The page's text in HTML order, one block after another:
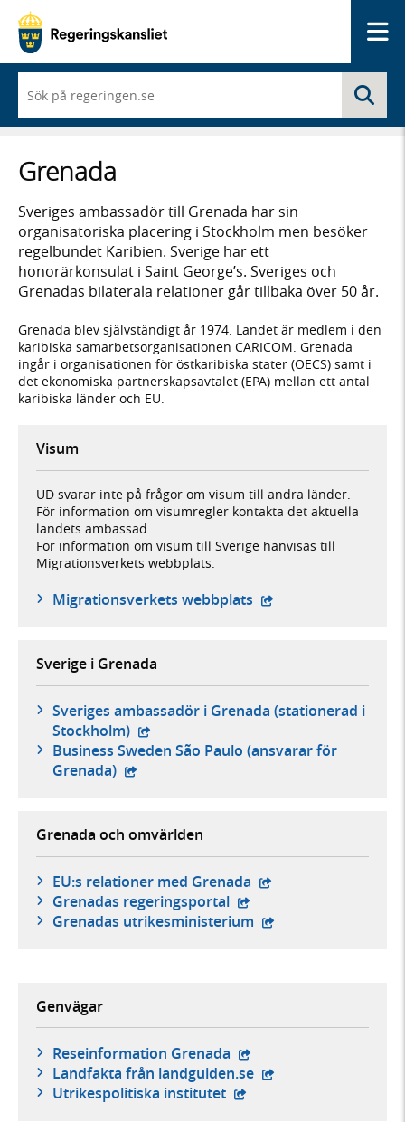
du
börjar
skriva
framträder
en
med
sökförslag
Grenada
Sveriges ambassadör till Grenada har sin
organisatoriska placering i Stockholm men besöker
regelbundet Karibien. Sverige har ett
honorärkonsulat i Saint George’s. Sveriges och
Grenadas bilaterala relationer går tillbaka över 50 år.
Grenada blev självständigt år 1974. Landet är medlem i den
karibiska samarbetsorganisationen CARICOM. Grenada
ingår i organisationen för östkaribiska stater (OECS) samt i
det ekonomiska partnerskapsavtalet (EPA) mellan ett antal
karibiska länder och EU.
Visum
UD svarar inte på frågor om visum till andra länder.
För information om visumregler kontakta det aktuella
landets ambassad.
För information om visum till Sverige hänvisas till
Migrationsverkets webbplats.
Migrationsverkets webbplats - öppnas i ny flik,
Sverige i Grenada
Sveriges ambassadör i Grenada (stationerad i
Stockholm) - extern webbplats,
Business Sweden São Paulo (ansvarar för
Grenada) - extern webbplats,
Grenada och omvärlden
EU:s relationer med Grenada - extern webbplats,
Grenadas regeringsportal - extern webbplats,
Grenadas utrikesministerium - extern webbplats,
Genvägar
Reseinformation Grenada - extern webbplats,
Landfakta från landguiden.se - extern webbplats,
Utrikespolitiska institutet - extern webbplats,